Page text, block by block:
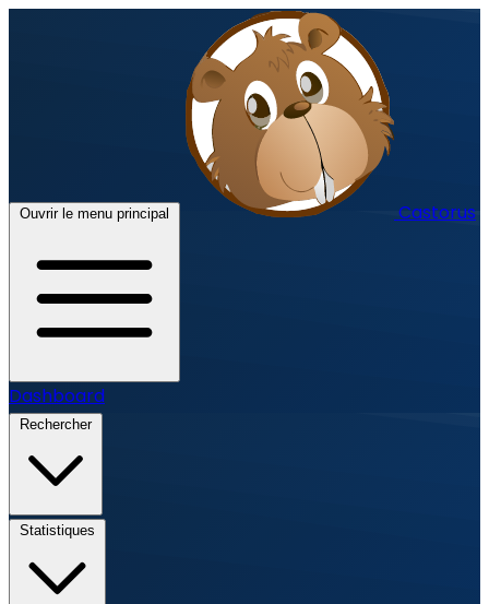
Ouvrir le menu principal Castorus
Dashboard
Rechercher
Statistiques